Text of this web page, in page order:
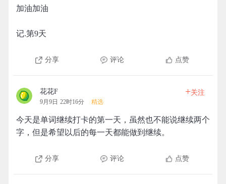
加油加油
记.第9天
分享 评论 点赞
花花F
9月9日 22时16分 精选
+关注
今天是单词继续打卡的第一天，虽然也不能说继续两个
字，但是希望以后的每一天都能做到继续。
分享 评论 点赞